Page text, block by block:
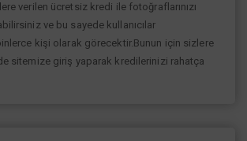
verilen ücretsiz kredi ile fotoğraflarınızı
ve bu sayede kullanıcılar
binlerce kişi olarak görecektir.Bunun için sizlere
sitemize giriş yaparak kredilerinizi rahatça